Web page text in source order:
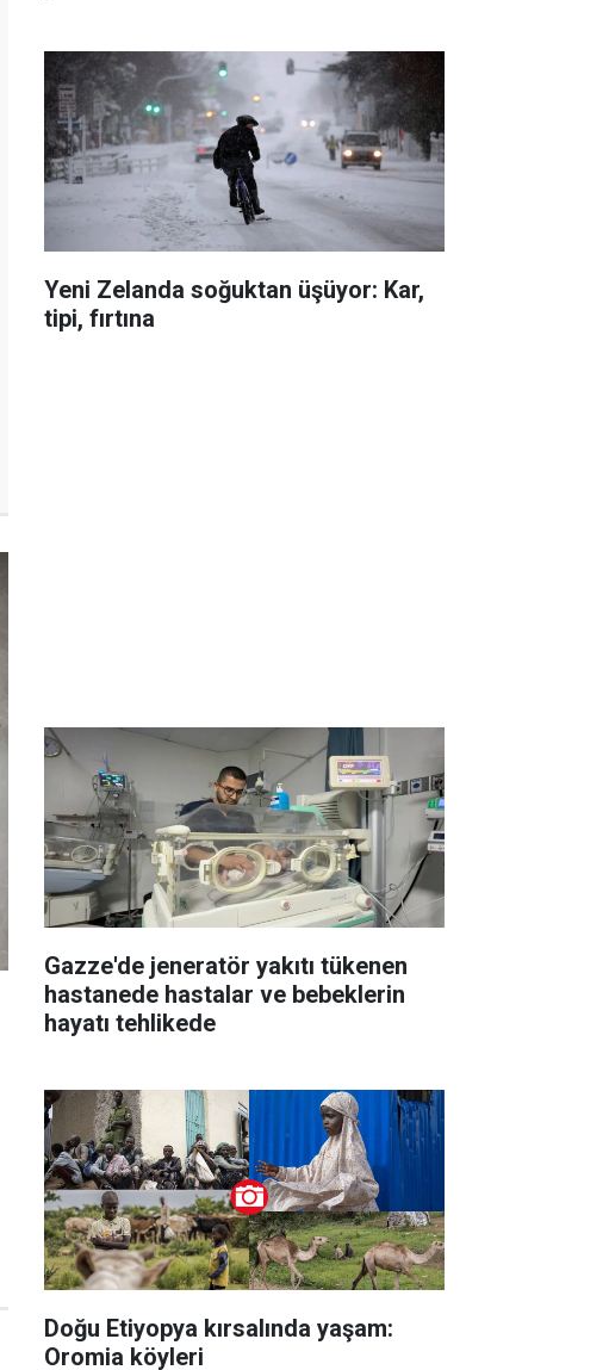
Yeni Zelanda soğuktan üşüyor: Kar,
tipi, fırtına
Gazze'de jeneratör yakıtı tükenen
hastanede hastalar ve bebeklerin
hayatı tehlikede
Doğu Etiyopya kırsalında yaşam:
Oromia köyleri